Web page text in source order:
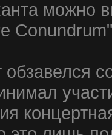
можно
обзавелся